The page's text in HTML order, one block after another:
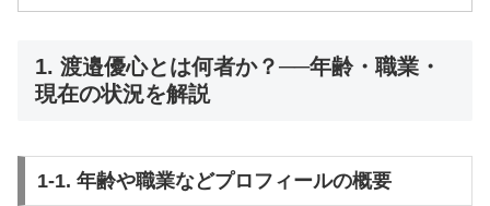
1. 渡邉優心とは何者か？──年齢・職業・
現在の状況を解説
1-1. 年齢や職業などプロフィールの概要